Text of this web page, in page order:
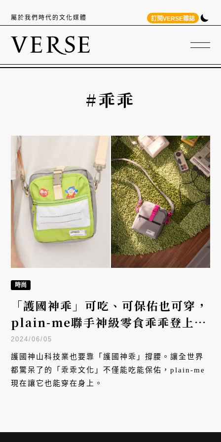
屬於我們時代的文化媒體 訂閱VERSE雜誌
#乖乖
時尚
「護國神乖」可吃、可保佑也可穿，
plain-me聯手神級零食乖乖登上
COMPUTEX 2024
2024/06/05
護國神山科技業也要靠「護國神乖」撐腰。讓全世界
都驚呆了的「乖乖文化」不僅能吃能保佑，plain-me
現在讓它也能穿在身上。